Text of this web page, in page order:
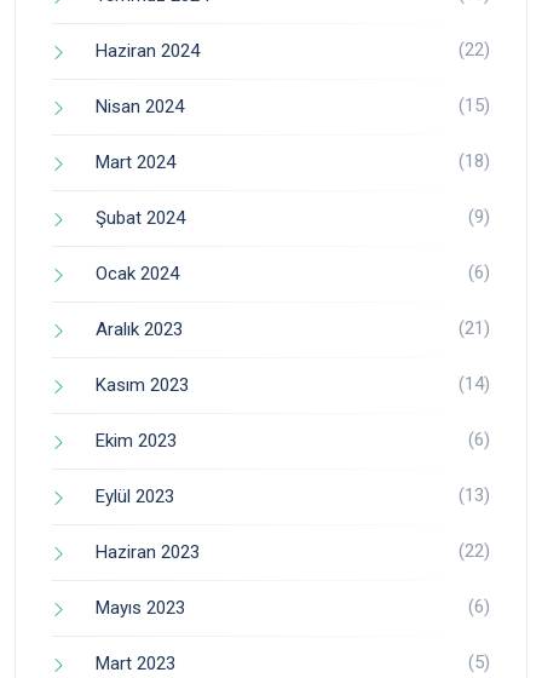
Haziran 2024 (22)
Nisan 2024 (15)
Mart 2024 (18)
Şubat 2024 (9)
Ocak 2024 (6)
Aralık 2023 (21)
Kasım 2023 (14)
Ekim 2023 (6)
Eylül 2023 (13)
Haziran 2023 (22)
Mayıs 2023 (6)
Mart 2023 (5)